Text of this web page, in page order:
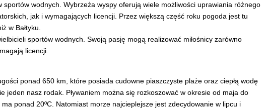
sportów wodnych. Wybrzeża wyspy oferują wiele możliwości uprawiania różnego
jak i wymagających licencji. Przez większą część roku pogoda jest tu
w Bałtyku.
sportów wodnych. Swoją pasję mogą realizować miłośnicy zarówno
licencji.
ponad 650 km, które posiada cudowne piaszczyste plaże oraz ciepłą wodę
jeden nasz rodak. Pływaniem można się rozkoszować w okresie od maja do
ponad 20ºC. Natomiast morze najcieplejsze jest zdecydowanie w lipcu i